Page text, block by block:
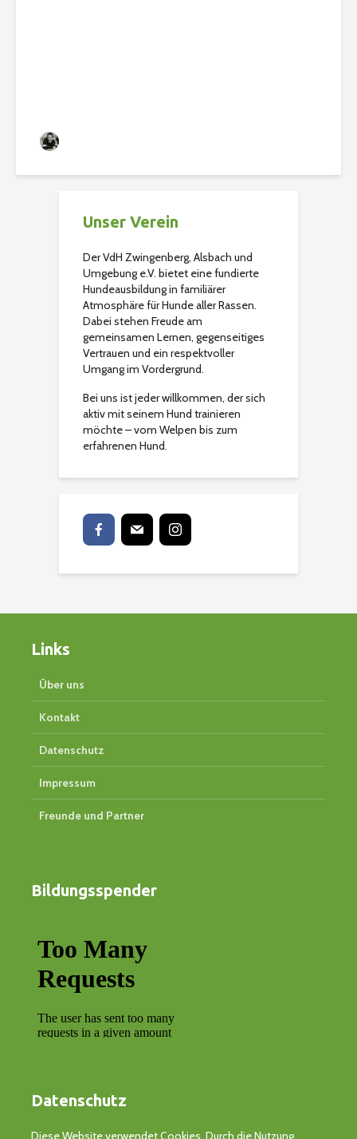
Unser Verein
Der VdH Zwingenberg, Alsbach und
Umgebung e.V. bietet eine fundierte
Hundeausbildung in familiärer
Atmosphäre für Hunde aller Rassen.
Dabei stehen Freude am
gemeinsamen Lernen, gegenseitiges
Vertrauen und ein respektvoller
Umgang im Vordergrund.
Bei uns ist jeder willkommen, der sich
aktiv mit seinem Hund trainieren
möchte – vom Welpen bis zum
erfahrenen Hund.
Links
Über uns
Kontakt
Datenschutz
Impressum
Freunde und Partner
Bildungsspender
Datenschutz
Diese Website verwendet Cookies. Durch die Nutzung